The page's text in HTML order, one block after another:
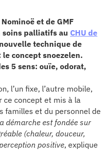
et de GMF
palliatifs au CHU de
technique de
concept snoezelen.
5 sens: ouïe, odorat,
l’un fixe, l’autre mobile,
ce concept et mis à la
familles et du personnel de
démarche est fondée sur
(chaleur, douceur,
positive, explique